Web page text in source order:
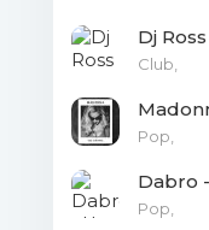
Club,
Рор,
Рор,